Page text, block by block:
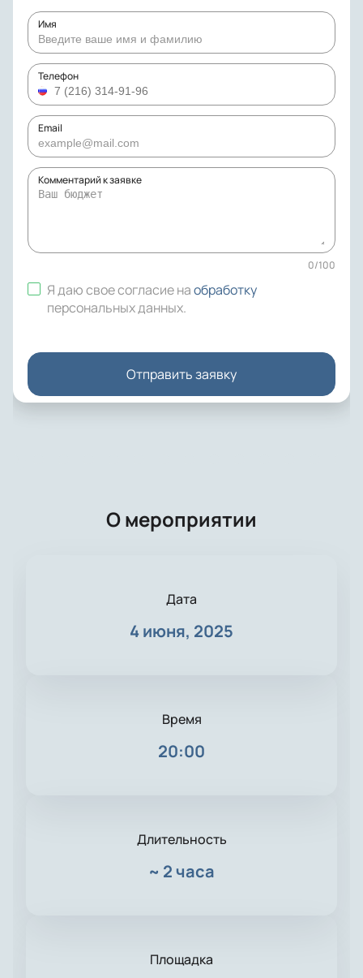
Имя
Телефон
Email
Комментарий к заявке
0/100
Я даю свое согласие наобработку
персональных данных.
Отправить заявку
О мероприятии
Дата
4 июня, 2025
Время
20:00
Длительность
~ 2 часа
Площадка